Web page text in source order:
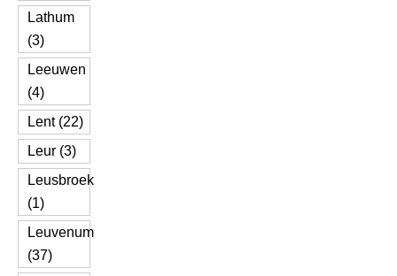
Lathum
(3)
Leeuwen
(4)
Lent (22)
Leur (3)
Leusbroek
(1)
Leuvenum
(37)